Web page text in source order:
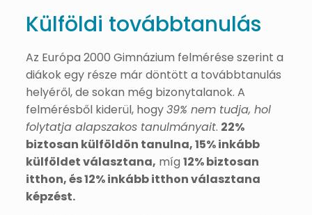
Külföldi továbbtanulás
Az Európa 2000 Gimnázium felmérése szerint a
diákok egy része már döntött a továbbtanulás
helyéről, de sokan még bizonytalanok. A
felmérésből kiderül, hogy39% nem tudja, hol
folytatja alapszakos tanulmányait. 22%
biztosan külföldön tanulna, 15% inkább
külföldet választana, míg 12% biztosan
itthon, és 12% inkább itthon választana
képzést.